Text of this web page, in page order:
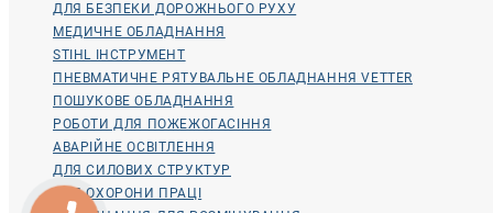
ДЛЯ БЕЗПЕКИ ДОРОЖНЬОГО РУХУ
МЕДИЧНЕ ОБЛАДНАННЯ
STIHL ІНСТРУМЕНТ
ПНЕВМАТИЧНЕ РЯТУВАЛЬНЕ ОБЛАДНАННЯ VETTER
ПОШУКОВЕ ОБЛАДНАННЯ
РОБОТИ ДЛЯ ПОЖЕЖОГАСІННЯ
АВАРІЙНЕ ОСВІТЛЕННЯ
ДЛЯ СИЛОВИХ СТРУКТУР
ДЛЯ ОХОРОНИ ПРАЦІ